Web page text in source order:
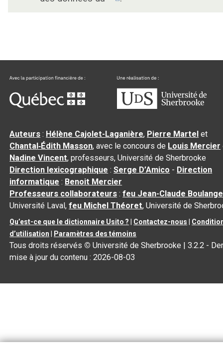
Auteurs : Hélène Cajolet-Laganière, Pierre Martel et
Chantal‑Édith Masson, avec le concours de Louis Mercier
Nadine Vincent, professeurs, Université de Sherbrooke
Direction lexicographique :Serge D’Amico - Direction
informatique : Benoit Mercier
Professeurs collaborateurs :feu Jean-Claude
Université Laval,feu Michel Théoret, Université de
Qu’est-ce que le dictionnaire Usito ? Contactez-nous
d’utilisation
Paramètres des témoins
Tous droits réservés © Université de Sherbrooke |3.2.2 -
mise à jour du contenu :2026-08-03